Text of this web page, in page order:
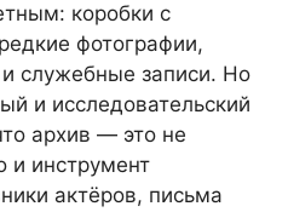
коробки с
фотографии,
служебные записи. Но
и исследовательский
архив — это не
и инструмент
актёров, письма